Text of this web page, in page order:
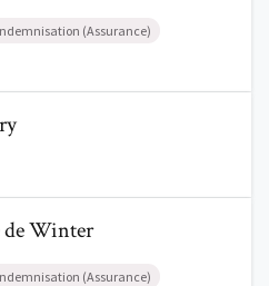
(Assurance)
de Winter
de Winter
(Assurance)